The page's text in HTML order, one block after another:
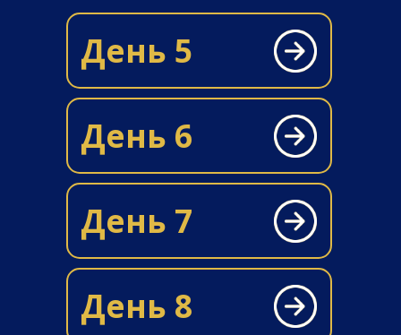
День 5
День 6
День 7
День 8